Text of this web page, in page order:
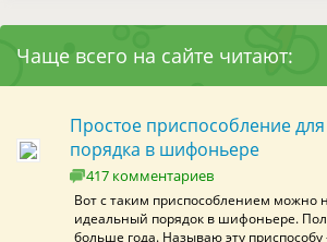
Чаще всего на сайте читают:
Простое приспособление
порядка в шифоньере
417 комментариев
Вот с таким приспособлением можно
идеальный порядок в шифоньере.
больше года. Называю эту